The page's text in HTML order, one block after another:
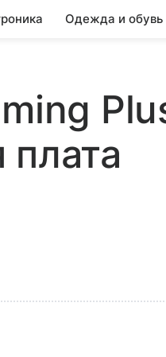
Одежда и обувь